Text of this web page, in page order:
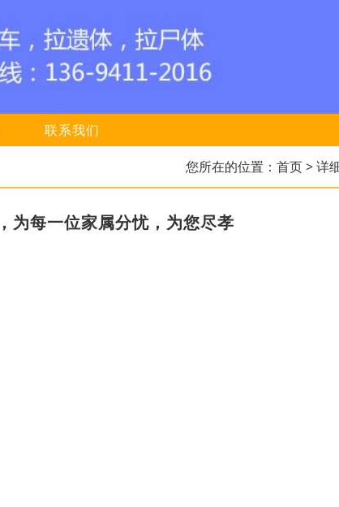
联系我们
您所在的位置： 首页> 详
为每一位家属分忧，为您尽孝